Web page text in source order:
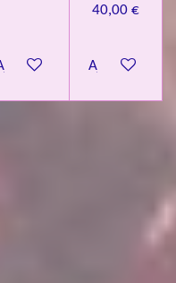
au panier
40,00 €
Ajouter au